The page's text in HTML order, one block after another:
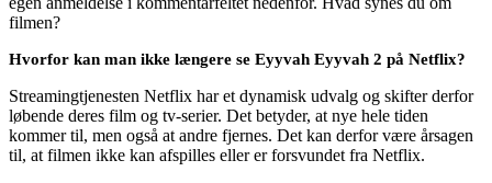
filmen?
Hvorfor kan man ikke længere se Eyyvah Eyyvah 2 på Netflix?
Streamingtjenesten Netflix har et dynamisk udvalg og skifter derfor
løbende deres film og tv-serier. Det betyder, at nye hele tiden
kommer til, men også at andre fjernes. Det kan derfor være årsagen
til, at filmen ikke kan afspilles eller er forsvundet fra Netflix.